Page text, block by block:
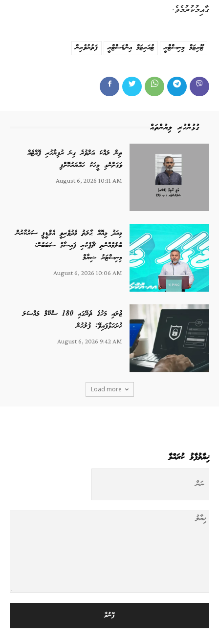
ގާއިމުކުރުމެވެ.
ފަތުރުވެރިން ޓުއަރިޒަމް އިންޑަސްޓްރީ ޓޫރިޒަމް މިނިސްޓްރީ
ގުޅުންހުރި ލިޔުންތައް
ތިން ލައްކަ އަށްވުރެ ގިނަ ރުފިޔާހުރި ފޮއްޓެއް
ވަގަށްނެގި މީހަކު ހައްޔަރުކޮށްފި
August 6, 2026 10:11 AM
މިއަދު މިއޮއް ޙާލަތު މެދުވެރިވީ އެމްޑީޕީ ސަރުކާރުން
ބެލުމެއްނެތި ޗާޕުކުރި ފައިސާގެ ސަބަބުން:
މިނިސްޓަރު ޝިޔާމް
August 6, 2026 10:06 AM
ޖުލައި މަހުގެ ތެރޭގައި 180 ސްކޭމް މައްސަލަ
ހުށަހަޅާފައިވޭ: ފުލުހުން
August 6, 2026 9:42 AM
Load more
ޚިޔާލުފާޅު ކުރައްވާ